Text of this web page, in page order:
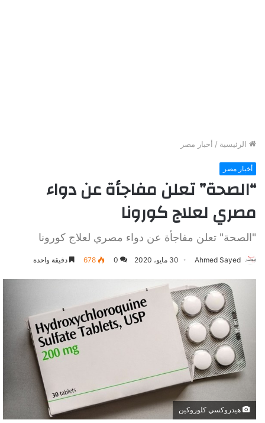
الرئيسية / أخبار مصر
أخبار مصر
“الصحة” تعلن مفاجأة عن دواء
مصري لعلاج كورونا
"الصحة" تعلن مفاجأة عن دواء مصري لعلاج كورونا
Ahmed Sayed 30 مايو، 2020 0
678 دقيقة واحدة
هيدروكسي كلوروكين